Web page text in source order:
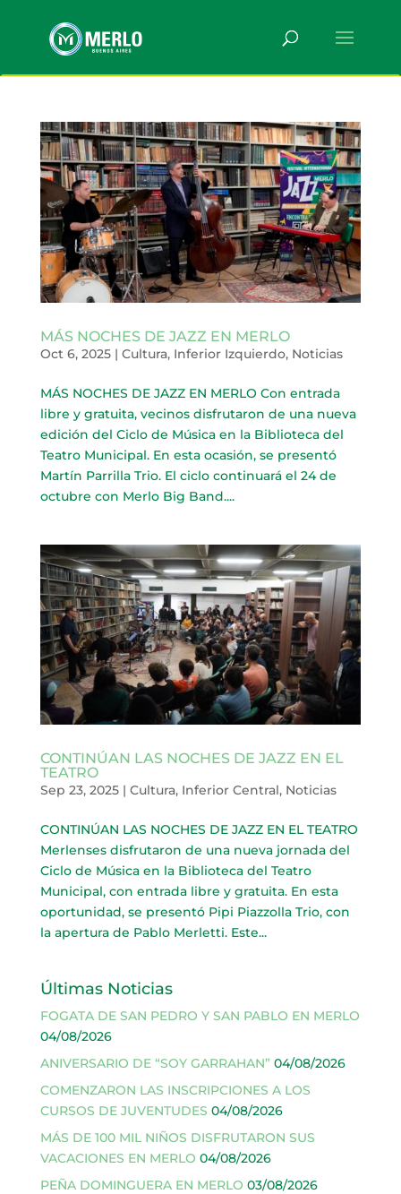
MÁS NOCHES DE JAZZ EN MERLO
Oct 6, 2025| Cultura, Inferior Izquierdo, Noticias
MÁS NOCHES DE JAZZ EN MERLO Con entrada
libre y gratuita, vecinos disfrutaron de una nueva
edición del Ciclo de Música en la Biblioteca del
Teatro Municipal. En esta ocasión, se presentó
Martín Parrilla Trio. El ciclo continuará el 24 de
octubre con Merlo Big Band....
CONTINÚAN LAS NOCHES DE JAZZ EN EL
TEATRO
Sep 23, 2025| Cultura, Inferior Central, Noticias
CONTINÚAN LAS NOCHES DE JAZZ EN EL TEATRO
Merlenses disfrutaron de una nueva jornada del
Ciclo de Música en la Biblioteca del Teatro
Municipal, con entrada libre y gratuita. En esta
oportunidad, se presentó Pipi Piazzolla Trio, con
la apertura de Pablo Merletti. Este...
Últimas Noticias
FOGATA DE SAN PEDRO Y SAN PABLO EN MERLO
04/08/2026
ANIVERSARIO DE “SOY GARRAHAN” 04/08/2026
COMENZARON LAS INSCRIPCIONES A LOS
CURSOS DE JUVENTUDES 04/08/2026
MÁS DE 100 MIL NIÑOS DISFRUTARON SUS
VACACIONES EN MERLO 04/08/2026
PEÑA DOMINGUERA EN MERLO 03/08/2026